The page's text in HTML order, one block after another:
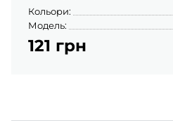
Кольори:
Модель:
121 грн